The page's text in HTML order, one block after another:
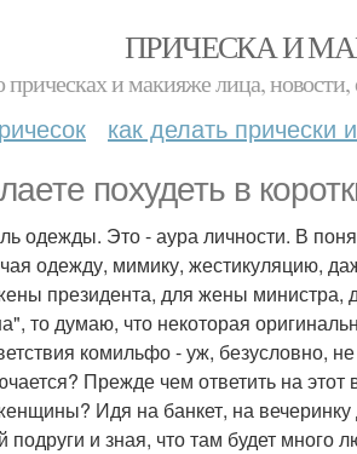
ПРИЧЕСКА И
и макияже лица,
как делать прически
похудеть в
одежды. Это - аура личности. В
одежду, мимику, жестикуляцию,
президента, для жены
то думаю, что некоторая
комильфо - уж, безусловно,
Прежде чем ответить на
Идя на банкет, на
подруги и зная, что там будет